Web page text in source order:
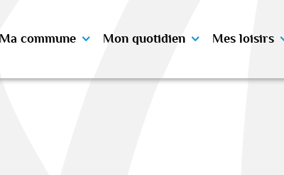
Ma commune Mon quotidien Mes loisirs